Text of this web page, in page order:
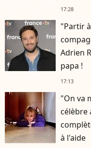
17:28
"Partir
Adrien
papa !
17:13
"On va
célèbre
à l'aide